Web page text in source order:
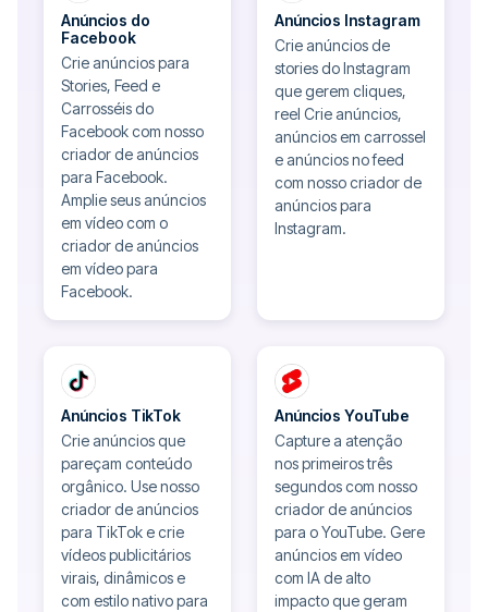
Anúncios do
Facebook
Crie anúncios para
Stories, Feed e
Carrosséis do
Facebook com nosso
criador de anúncios
para Facebook.
Amplie seus anúncios
em vídeo com o
criador de anúncios
em vídeo para
Facebook.
Anúncios Instagram
Crie anúncios de
stories do Instagram
que gerem cliques,
reel Crie anúncios,
anúncios em carrossel
e anúncios no feed
com nosso criador de
anúncios para
Instagram.
Anúncios TikTok
Crie anúncios que
pareçam conteúdo
orgânico. Use nosso
criador de anúncios
para TikTok e crie
vídeos publicitários
virais, dinâmicos e
com estilo nativo para
Anúncios YouTube
Capture a atenção
nos primeiros três
segundos com nosso
criador de anúncios
para o YouTube. Gere
anúncios em vídeo
com IA de alto
impacto que geram